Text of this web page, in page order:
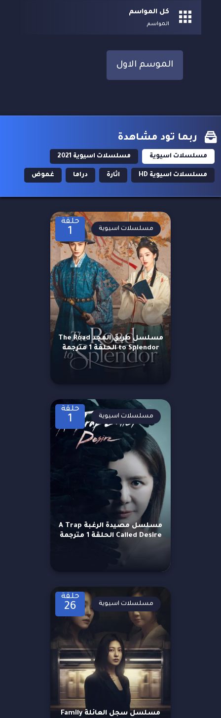
كل المواسم
المواسم
الموسم الاول
ربما تود مشاهدة
مسلسلات اسيوية مسلسلات اسيوية 2021
مسلسلات اسيوية HD اثارة دراما غموض
حلقة
1
مسلسل طريق المجد The Road
to Splendor الحلقة 1 مترجمة
مسلسلات اسيوية
حلقة
1
مسلسل مصيدة الرغبة A Trap
Called Desire الحلقة 1 مترجمة
مسلسلات اسيوية
حلقة
26
مسلسل سجل العائلة Family
مسلسلات اسيوية